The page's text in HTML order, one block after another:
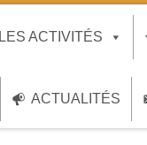
LES ACTIVITÉS
ACTUALITÉS